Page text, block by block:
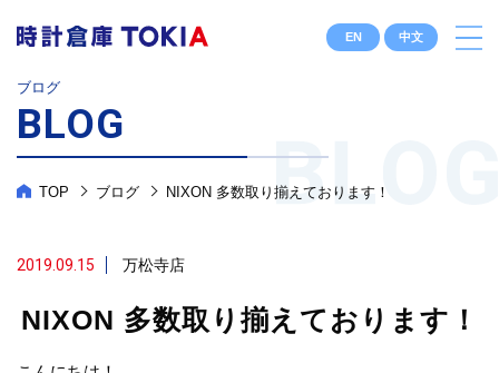
EN 中文
ブログ
BLOG
TOP ブログ NIXON 多数取り揃えております！
2019.09.15 万松寺店
NIXON 多数取り揃えております！